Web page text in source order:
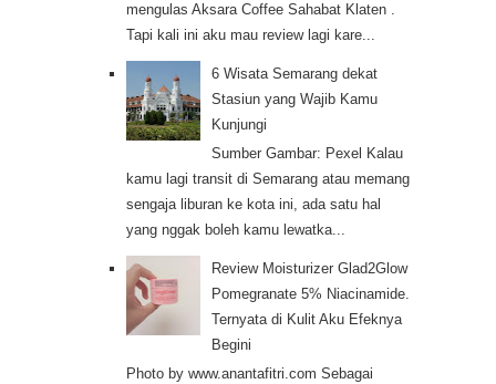
mengulas Aksara Coffee Sahabat Klaten .
Tapi kali ini aku mau review lagi kare...
6 Wisata Semarang dekat
Stasiun yang Wajib Kamu
Kunjungi
Sumber Gambar: Pexel Kalau
kamu lagi transit di Semarang atau memang
sengaja liburan ke kota ini, ada satu hal
yang nggak boleh kamu lewatka...
Review Moisturizer Glad2Glow
Pomegranate 5% Niacinamide.
Ternyata di Kulit Aku Efeknya
Begini
Photo by www.anantafitri.com Sebagai